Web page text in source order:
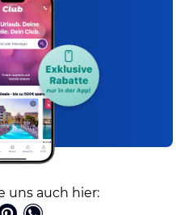
uns auch hier: